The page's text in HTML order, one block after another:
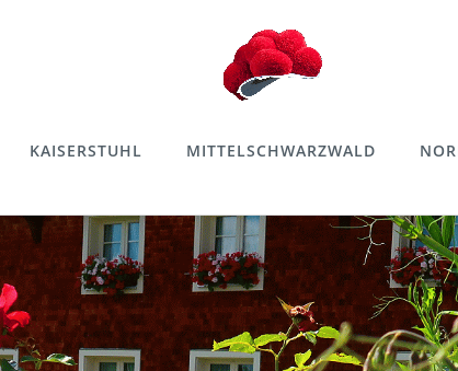
KAISERSTUHL MITTELSCHWARZWALD